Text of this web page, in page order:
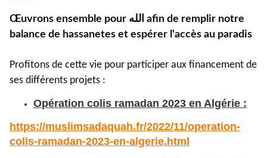
Œuvrons ensemble pour الله afin de remplir notre
balance de hassanetes et espérer l'accès au paradis
Profitons de cette vie pour participer aux financement de
ses différents projets :
Opération colis ramadan 2023 en Algérie :
https://muslimsadaquah.fr/2022/11/operation-
colis-ramadan-2023-en-algerie.html